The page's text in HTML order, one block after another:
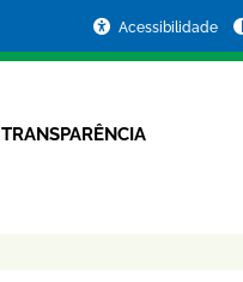
Acessibilidade
TRANSPARÊNCIA